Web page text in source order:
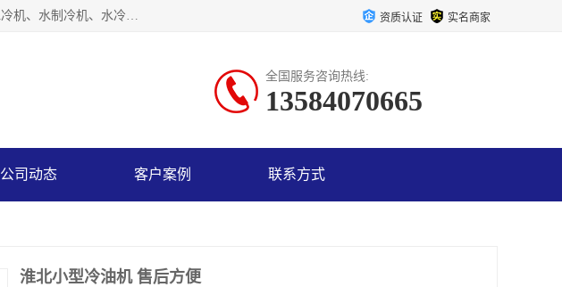
南京博盛制冷设备有限公司是冷风机厂家主营冷风机、模温机、油冷机、螺杆式冷水机、南京冷水机、水冷机、水制冷机、水冷却机、油冷却机等；凭借多年的制作经验、优秀的技术、优秀的产品质量诚信的经营理念，以一流的品质，实在的价格，在行业内享有较高的声誉。 资质认证 实名商家
全国服务咨询热线:
13584070665
公司动态 客户案例 联系方式
淮北小型冷油机 售后方便